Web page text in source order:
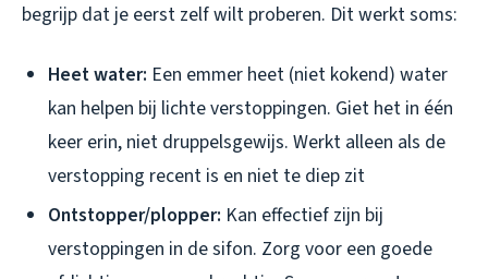
begrijp dat je eerst zelf wilt proberen. Dit werkt soms:
Heet water: Een emmer heet (niet kokend) water
kan helpen bij lichte verstoppingen. Giet het in één
keer erin, niet druppelsgewijs. Werkt alleen als de
verstopping recent is en niet te diep zit
Ontstopper/plopper: Kan effectief zijn bij
verstoppingen in de sifon. Zorg voor een goede